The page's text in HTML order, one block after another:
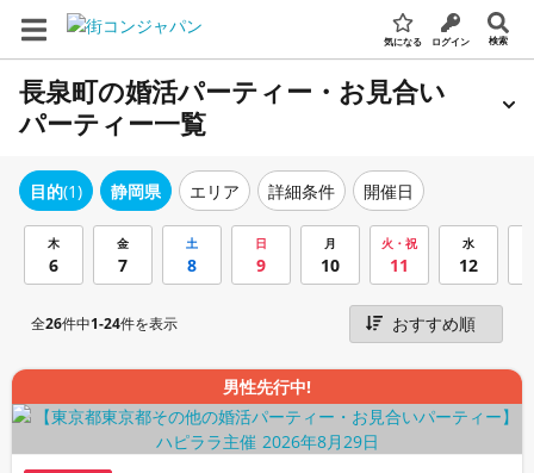
気になる ログイン 検索
長泉町の婚活パーティー・お見合い
パーティー一覧
目的(1) 静岡県 エリア 詳細条件 開催日
木
6
金
7
土
8
日
9
月
10
火・祝
11
水
12
全26件中1-24件を表示
男性先行中!